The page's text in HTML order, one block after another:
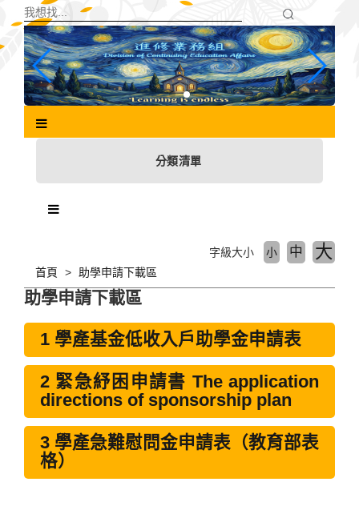
主
分類清單
首頁 助學申請下載區
字級大小 小 中 大
助學申請下載區
1 學產基金低收入戶助學金申請表
2 緊急紓困申請書 The application
directions of sponsorship plan
3 學產急難慰問金申請表（教育部表
格）